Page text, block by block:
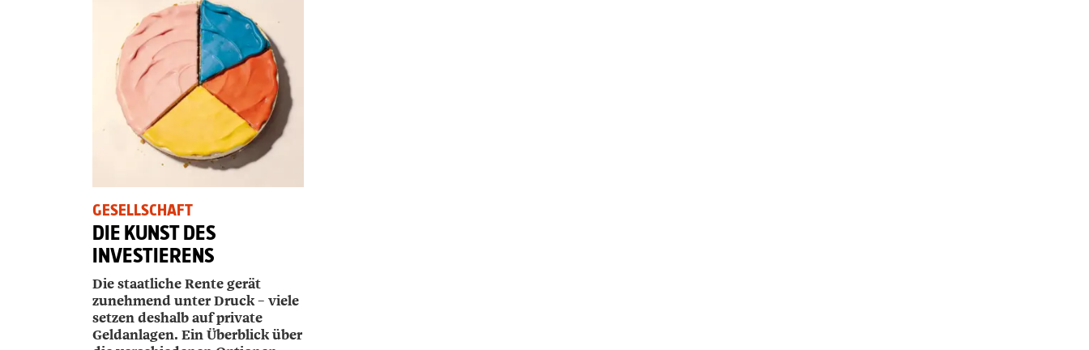
GESELLSCHAFT
DIE KUNST DES
INVESTIERENS
Die staatliche Rente gerät
zunehmend unter Druck – viele
setzen deshalb auf private
Geldanlagen. Ein Überblick über